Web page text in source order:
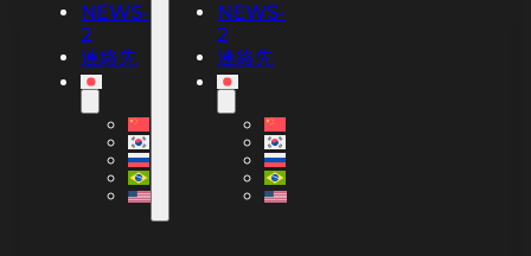
NEWS-
2
連絡先
NEWS-
2
連絡先